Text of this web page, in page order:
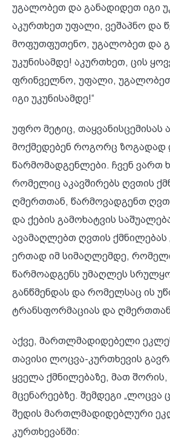
უგალობეთ და განადიდეთ იგი
აკურთხეთ უფალი, ვეშაპნო და
მოფუთფუთენო, უგალობეთ და
უკუნისამდე! აკურთხეთ, ცის
ფრინველნო, უფალი,
იგი უკუნისამდე!“
უფრო მეტიც, თაყვანისცემისას
მოქმედებენ როგორც ზოგადად
წარმომადგენლები. ჩვენ ვართ
რომელიც აკავშირებს ღვთის
ღმერთთან, წარმოვადგენთ
და ქების გამოხატვის
ავამაღლებთ ღვთის ქმნილებას
ერთად იმ სიმაღლემდე,
წარმოადგენს უმაღლეს
განწმენდას და რომელსაც ის
ტრანსფორმაციას და
აქვე, მართლმადიდებელი
თავისი ლოცვა-კურთხევის
ყველა ქმნილებაზე, მათ
მცენარეებზე. შემდეგი „ლოცვა
შედის მართლმადიდებლური
კურთხევანში: